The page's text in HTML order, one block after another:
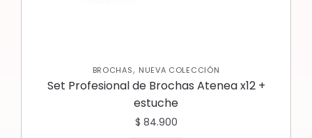
BROCHAS, NUEVA COLECCIÓN
Set Profesional de Brochas Atenea x12 +
estuche
$ 84.900